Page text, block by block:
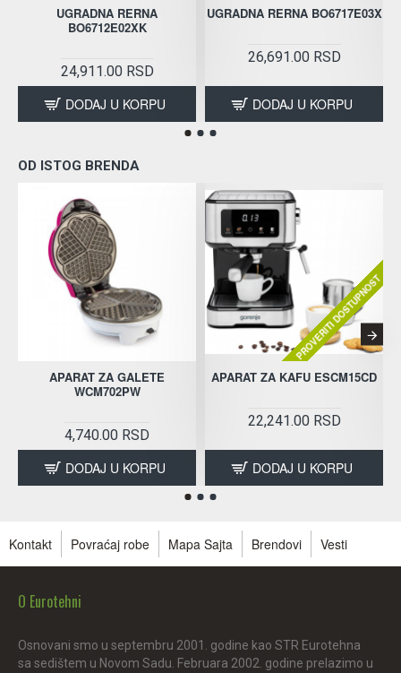
UGRADNA RERNA
BO6712E02XK
24,911.00 RSD
DODAJ U KORPU
UGRADNA RERNA BO6717E03X
26,691.00 RSD
DODAJ U KORPU
OD ISTOG BRENDA
APARAT ZA GALETE
WCM702PW
4,740.00 RSD
DODAJ U KORPU
PROVERITI DOSTUPNOST
APARAT ZA KAFU ESCM15CD
22,241.00 RSD
DODAJ U KORPU
Kontakt Povraćaj robe Mapa Sajta Brendovi Vesti
O Eurotehni
Osnovani smo u septembru 2001. godine kao STR Eurotehna
sa sedištem u Novom Sadu. Februara 2002. godine prelazimo u